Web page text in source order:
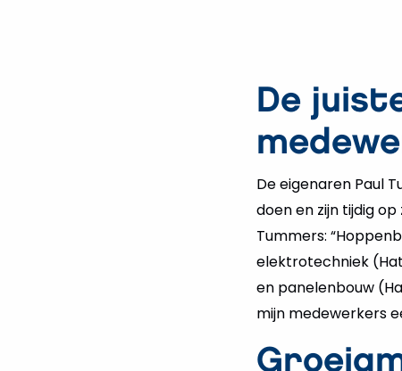
De
De eigenaren Paul
doen en zijn tijdig
Tummers:
elektrotechniek
en panelenbouw
mijn medewerkers